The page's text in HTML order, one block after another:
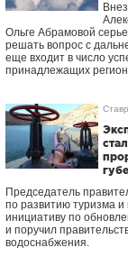
Ольге Абрамовой
решать вопрос с
еще входит в число
принадлежащих
Председатель
по развитию туризма
инициативу по
и поручил
водоснабжения.